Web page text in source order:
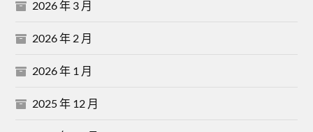
2026 年 3 月
2026 年 2 月
2026 年 1 月
2025 年 12 月